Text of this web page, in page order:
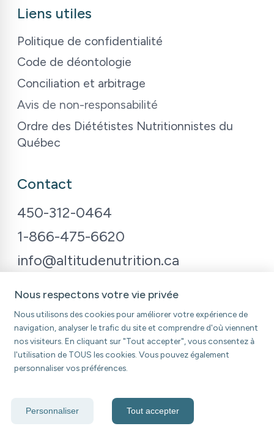
Liens utiles
Politique de confidentialité
Code de déontologie
Conciliation et arbitrage
Avis de non-responsabilité
Ordre des Diététistes Nutritionnistes du
Québec
Contact
450-312-0464
1-866-475-6620
info@altitudenutrition.ca
Altitude Nutrition ©2026
Nous respectons votre vie privée
Nous utilisons des cookies pour améliorer votre expérience de
navigation, analyser le trafic du site et comprendre d'où viennent
nos visiteurs. En cliquant sur "Tout accepter", vous consentez à
l'utilisation de TOUS les cookies. Vous pouvez également
personnaliser vos préférences.
Personnaliser Tout accepter
Gestion des témoins